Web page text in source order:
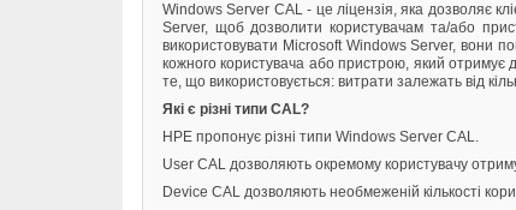
Windows Server CAL - це ліцензія, яка дозволяє
Server, щоб дозволити користувачам та/або
використовувати Microsoft Windows Server, вони
кожного користувача або пристрою, який
те, що використовується: витрати залежать від
Які є різні типи CAL?
HPE пропонує різні типи Windows Server CAL.
User CAL дозволяють окремому користувачу
Device CAL дозволяють необмеженій кількості